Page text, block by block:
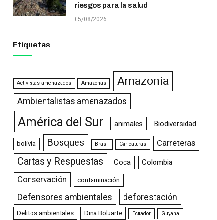
riesgos para la salud
05/08/2026
Etiquetas
Activistas amenazados Amazonas Amazonia
Ambientalistas amenazados
América del Sur animales Biodiversidad
bolivia Bosques Brasil Caricaturas Carreteras
Cartas y Respuestas Coca Colombia
Conservación contaminación
Defensores ambientales deforestación
Delitos ambientales Dina Boluarte Ecuador Guyana